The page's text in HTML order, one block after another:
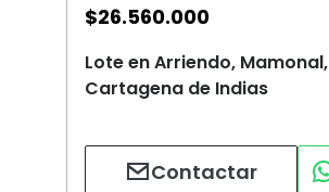
$26.560.000
Lote en Arriendo, Mamonal,
Cartagena de Indias
Contactar